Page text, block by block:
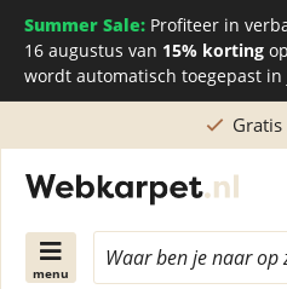
Summer Sale: Profiteer in
16 augustus van 15% korting
wordt automatisch toegepast in
Gratis
menu